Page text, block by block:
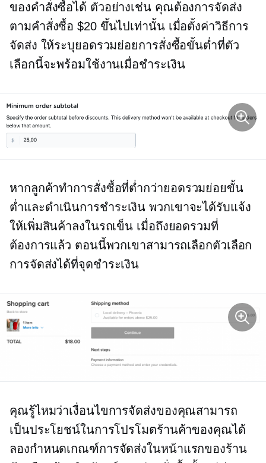
ของคำสั่งซื้อได้ ตัวอย่างเช่น คุณต้องการจัดส่ง
ตามคำสั่งซื้อ $20 ขึ้นไปเท่านั้น เมื่อตั้งค่าวิธีการ
จัดส่ง ให้ระบุยอดรวมย่อยการสั่งซื้อขั้นต่ำที่ตัว
เลือกนี้จะพร้อมใช้งานเมื่อชำระเงิน
หากลูกค้าทำการสั่งซื้อที่ต่ำกว่ายอดรวมย่อยขั้น
ต่ำและดำเนินการชำระเงิน พวกเขาจะได้รับแจ้ง
ให้เพิ่มสินค้าลงในรถเข็น เมื่อถึงยอดรวมที่
ต้องการแล้ว ตอนนี้พวกเขาสามารถเลือกตัวเลือก
การจัดส่งได้ที่จุดชำระเงิน
คุณรู้ไหมว่าเงื่อนไขการจัดส่งของคุณสามารถ
เป็นประโยชน์ในการโปรโมตร้านค้าของคุณได้
ลองกำหนดเกณฑ์การจัดส่งในหน้าแรกของร้าน